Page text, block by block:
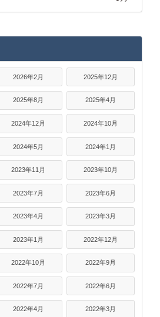
2026年2月 2025年12月
2025年8月 2025年4月
2024年12月 2024年10月
2024年5月 2024年1月
2023年11月 2023年10月
2023年7月 2023年6月
2023年4月 2023年3月
2023年1月 2022年12月
2022年10月 2022年9月
2022年7月 2022年6月
2022年4月 2022年3月